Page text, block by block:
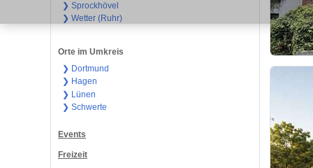
❯ Sprockhövel
❯ Wetter (Ruhr)
Orte im Umkreis
❯ Dortmund
❯ Hagen
❯ Lünen
❯ Schwerte
Events
Freizeit